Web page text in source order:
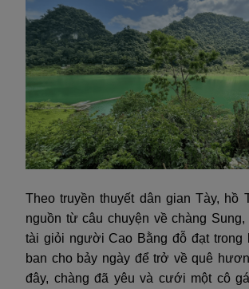
Theo truyền thuyết dân gian Tày, hồ
nguồn từ câu chuyện về chàng Sung,
tài giỏi người Cao Bằng đỗ đạt trong
ban cho bảy ngày để trở về quê
đây, chàng đã yêu và cưới một cô